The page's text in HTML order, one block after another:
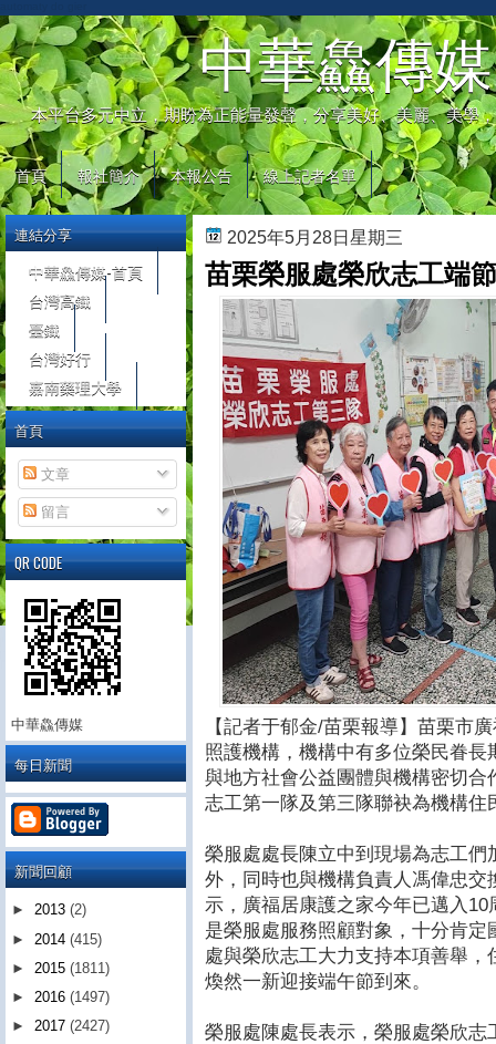
中華鱻傳媒
本平台多元中立，期盼為正能量發聲，分享美好、美麗、美學
首頁 報社簡介 本報公告 線上記者名單
2025年5月28日星期三
苗栗榮服處榮欣志工端
【記者于郁金/苗栗報導】苗栗市
照護機構，機構中有多位榮民眷
與地方社會公益團體與機構密切
志工第一隊及第三隊聯袂為機構
榮服處處長陳立中到現場為志工
外，同時也與機構負責人馮偉忠
示，廣福居康護之家今年已邁入
是榮服處服務照顧對象，十分肯
處與榮欣志工大力支持本項善舉
煥然一新迎接端午節到來。
榮服處陳處長表示，榮服處榮欣
連結分享
中華鱻傳媒-首頁
台灣高鐵
臺鐵
台灣好行
嘉南藥理大學
首頁
文章
留言
QR CODE
中華鱻傳媒
每日新聞
新聞回顧
► 2013 (2)
► 2014 (415)
► 2015 (1811)
► 2016 (1497)
► 2017 (2427)